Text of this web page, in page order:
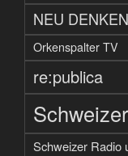
NEU
Orkenspalter TV
re:publica
Schweizer Radio